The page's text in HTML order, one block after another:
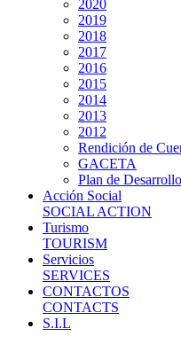
2020
2019
2018
2017
2016
2015
2014
2013
2012
Rendición de
GACETA
Plan de
Acción Social
SOCIAL ACTION
Turismo
TOURISM
Servicios
SERVICES
CONTACTOS
CONTACTS
S.I.L